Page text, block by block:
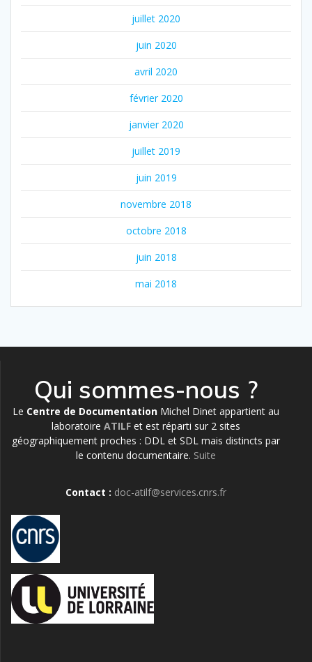
juillet 2020
juin 2020
avril 2020
février 2020
janvier 2020
juillet 2019
juin 2019
novembre 2018
octobre 2018
juin 2018
mai 2018
Qui sommes-nous ?
Le Centre de Documentation Michel Dinet appartient au
laboratoire ATILF et est réparti sur 2 sites
géographiquement proches : DDL et SDL mais distincts par
le contenu documentaire. Suite
Contact : doc-atilf@services.cnrs.fr